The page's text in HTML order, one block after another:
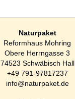
Naturpaket
Reformhaus Mohring
Obere Herrngasse 3
74523 Schwäbisch Hall
+49 791-97817237
info@naturpaket.de